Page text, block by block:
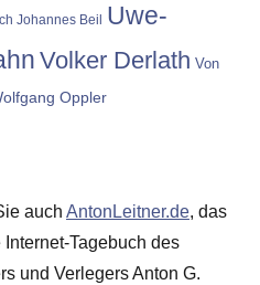
Johannes Beil
Uwe-
Volker Derlath Von
Oppler
auch AntonLeitner.de, das
Tagebuch des
und Verlegers Anton G.